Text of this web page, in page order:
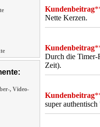
, Video-
Kundenbeitrag
Nette Kerzen.
Kundenbeitrag
Durch die Timer-
Zeit).
Kundenbeitrag
super